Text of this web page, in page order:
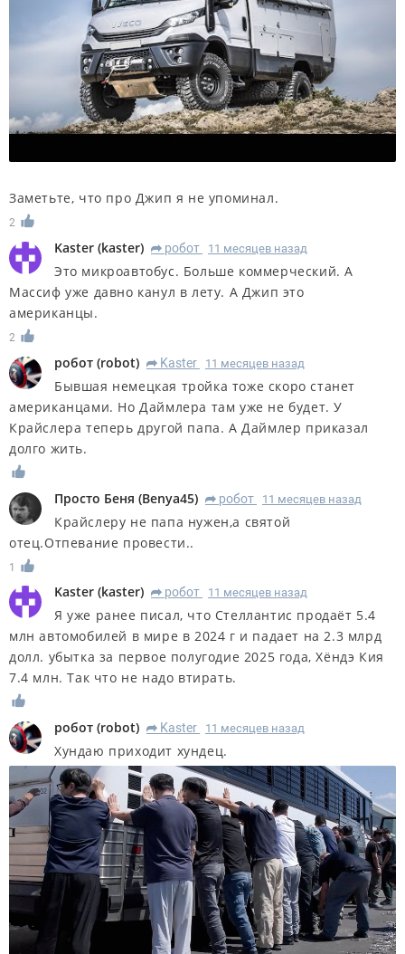
Заметьте, что про Джип я не упоминал.
2
Kaster (kaster) R робот 11 месяцев назад
Это микроавтобус. Больше коммерческий. А
Массиф уже давно канул в лету. А Джип это
американцы.
2
робот (robot) R Kaster 11 месяцев назад
Бывшая немецкая тройка тоже скоро станет
американцами. Но Даймлера там уже не будет. У
Крайслера теперь другой папа. А Даймлер приказал
долго жить.
Просто Беня (Benya45) R робот 11 месяцев назад
Крайслеру не папа нужен,а святой
отец.Отпевание провести..
1
Kaster (kaster) R робот 11 месяцев назад
Я уже ранее писал, что Стеллантис продаёт 5.4
млн автомобилей в мире в 2024 г и падает на 2.3 млрд
долл. убытка за первое полугодие 2025 года, Хёндэ Кия
7.4 млн. Так что не надо втирать.
робот (robot) R Kaster 11 месяцев назад
Хундаю приходит хундец.